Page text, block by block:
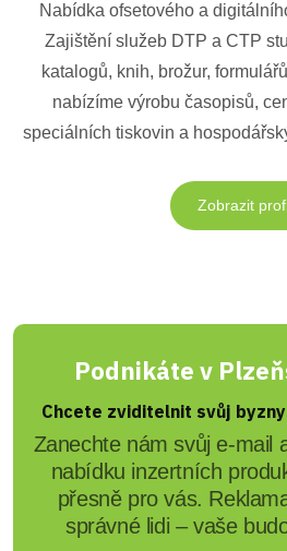
Nabídka ofsetového a
Zajištění služeb DTP a CTP
katalogů, knih, brožur,
nabízíme výrobu časopisů,
speciálních tiskovin a
Zobrazit
Podnikáte v
Chcete zviditelnit svůj
Zanechte nám svůj e-mail
nabídku inzertních
přesně pro vás.
správné lidi – vaše